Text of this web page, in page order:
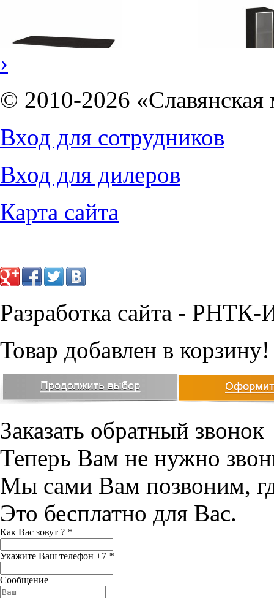
›
© 2010-2026 «Славянская
Вход для сотрудников
Вход для дилеров
Карта сайта
Разработка сайта - РНТК-
Товар добавлен в корзину!
Заказать обратный звонок
Теперь Вам не нужно
Мы сами Вам позвоним,
Это бесплатно для Вас.
Как Вас зовут ? *
Укажите Ваш телефон +7 *
Сообщение